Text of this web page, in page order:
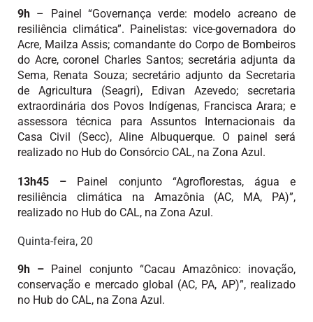
9h – Painel “Governança verde: modelo acreano de
resiliência climática”. Painelistas: vice-governadora do
Acre, Mailza Assis; comandante do Corpo de Bombeiros
do Acre, coronel Charles Santos; secretária adjunta da
Sema, Renata Souza; secretário adjunto da Secretaria
de Agricultura (Seagri), Edivan Azevedo; secretaria
extraordinária dos Povos Indígenas, Francisca Arara; e
assessora técnica para Assuntos Internacionais da
Casa Civil (Secc), Aline Albuquerque. O painel será
realizado no Hub do Consórcio CAL, na Zona Azul.
13h45 – Painel conjunto “Agroflorestas, água e
resiliência climática na Amazônia (AC, MA, PA)”,
realizado no Hub do CAL, na Zona Azul.
Quinta-feira, 20
9h – Painel conjunto “Cacau Amazônico: inovação,
conservação e mercado global (AC, PA, AP)”, realizado
no Hub do CAL, na Zona Azul.